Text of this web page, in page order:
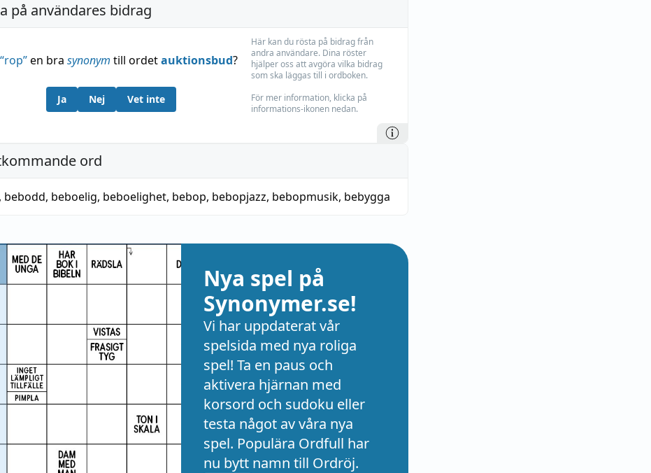
på användares bidrag
“rop”en bra synonym till ordetauktionsbud?
Ja Nej Vet inte
Här kan du rösta på bidrag från
andra användare. Dina röster
hjälper oss att avgöra vilka bidrag
som ska läggas till i ordboken.
För mer information, klicka på
informations-ikonen nedan.
ord
, bebodd, beboelig, beboelighet, bebop, bebopjazz, bebopmusik, bebygga
Nya spel på
Synonymer.se!
Vi har uppdaterat vår
spelsida med nya roliga
spel! Ta en paus och
aktivera hjärnan med
korsord och sudoku eller
testa något av våra nya
spel. Populära Ordfull har
nu bytt namn till Ordröj.